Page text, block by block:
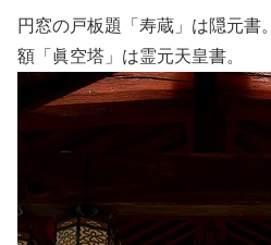
円窓の戸板題「寿蔵」は隠元書。
額「眞空塔」は霊元天皇書。